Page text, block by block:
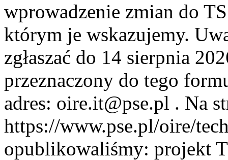
wprowadzenie zmian do
którym je wskazujemy.
zgłaszać do 14 sierpnia
przeznaczony do tego
adres: oire.it@pse.pl . Na
https://www.pse.pl/oire/
opublikowaliśmy: projekt